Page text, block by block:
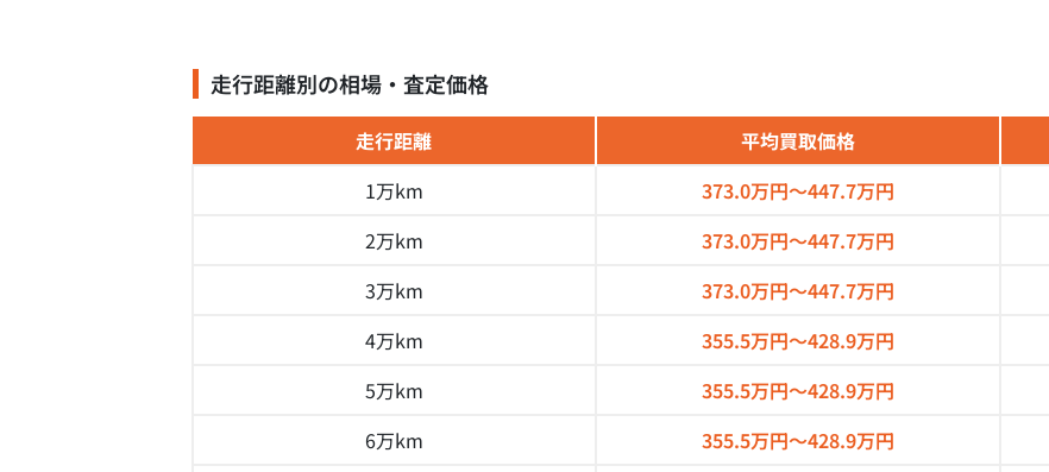
走行距離別の相場・査定価格
走行距離 平均買取価格
1万km
373.0万円～447.7万円
2万km
373.0万円～447.7万円
3万km
373.0万円～447.7万円
4万km
355.5万円～428.9万円
5万km
355.5万円～428.9万円
6万km
355.5万円～428.9万円